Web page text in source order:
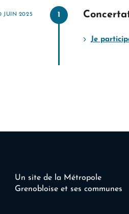
JUIN 2025 1
Je
Un site de la Métropole
Grenobloise et ses communes